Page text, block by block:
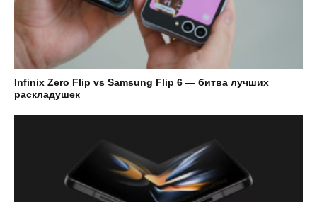
Infinix Zero Flip vs Samsung Flip 6 — битва лучших
раскладушек